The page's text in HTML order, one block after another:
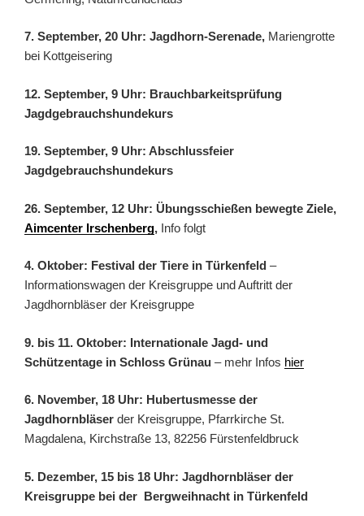
7. September, 20 Uhr: Jagdhorn-Serenade, Mariengrotte
bei Kottgeisering
12. September, 9 Uhr: Brauchbarkeitsprüfung
Jagdgebrauchshundekurs
19. September, 9 Uhr: Abschlussfeier
Jagdgebrauchshundekurs
26. September, 12 Uhr: Übungsschießen bewegte Ziele,
Aimcenter Irschenberg, Info folgt
4. Oktober: Festival der Tiere in Türkenfeld –
Informationswagen der Kreisgruppe und Auftritt der
Jagdhornbläser der Kreisgruppe
9. bis 11. Oktober: Internationale Jagd- und
Schützentage in Schloss Grünau – mehr Infos hier
6. November, 18 Uhr: Hubertusmesse der
Jagdhornbläser der Kreisgruppe, Pfarrkirche St.
Magdalena, Kirchstraße 13, 82256 Fürstenfeldbruck
5. Dezember, 15 bis 18 Uhr: Jagdhornbläser der
Kreisgruppe bei der Bergweihnacht in Türkenfeld